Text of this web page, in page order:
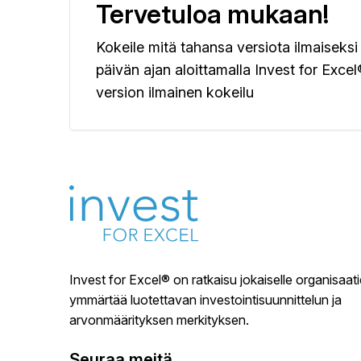
Konsolidointi, useiden investointien/ projektien
Arvonalentumistestaus ja muu IFRS
Kannattavuus ja arvonmääritys oman pääoman
SharePoint (MOSS) -integrointi.
Liiketoimintasuunnittelu.
Tervetuloa mukaan!
Kokeile mitä tahansa versiota
päivän ajan aloittamalla Invest for
version ilmainen kokeilu
Invest for Excel® on ratkaisu jokaiselle
ymmärtää luotettavan investointisuunnittelun ja
arvonmäärityksen merkityksen.